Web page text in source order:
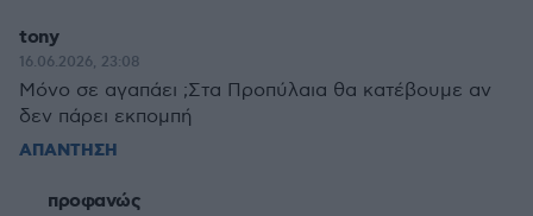
tony
16.06.2026, 23:08
Mόνο σε αγαπάει ;Στα Προπύλαια θα κατέβουμε αν
δεν πάρει εκπομπή
ΑΠΑΝΤΗΣΗ
προφανώς